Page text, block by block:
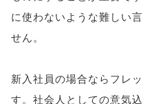
に使わないような難しい
せん。
新入社員の場合ならフレ
す。社会人としての意気